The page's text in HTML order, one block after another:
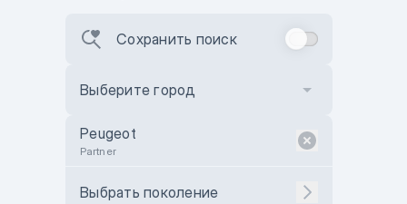
Сохранить поиск
Выберите город
Peugeot
Partner
Выбрать поколение